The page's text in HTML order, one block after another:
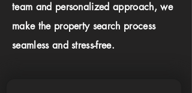
team and personalized approach, we
make the property search process
seamless and stress-free.